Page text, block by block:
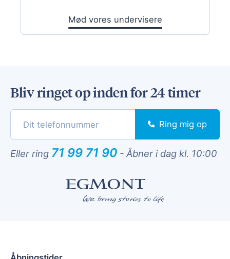
Mød vores undervisere
Bliv ringet op inden for 24 timer
Ring mig op
Eller ring 71 99 71 90 - Åbner i dag kl. 10:00